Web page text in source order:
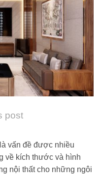
post
vấn đề được nhiều
về kích thước và hình
nội thất cho những ngôi